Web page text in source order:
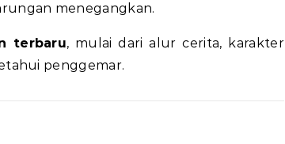
menegangkan.
terbaru, mulai dari alur cerita, karakter
penggemar.